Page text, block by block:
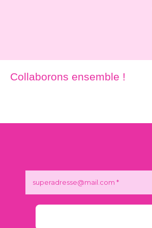
Collaborons ensemble !